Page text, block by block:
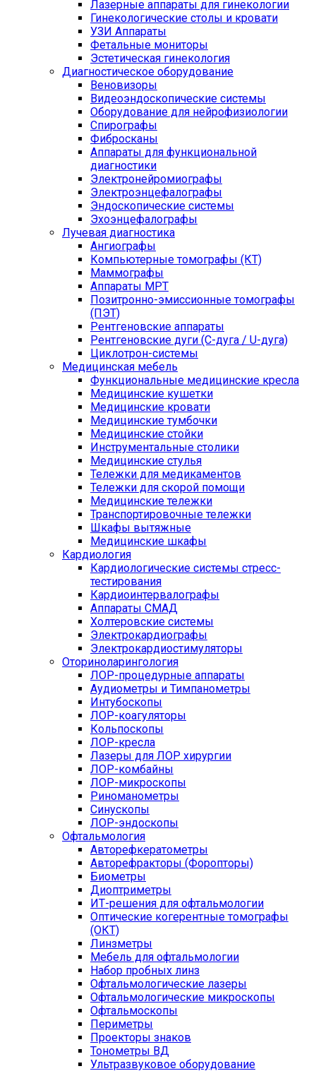
Лазерные аппараты для гинекологии
Гинекологические столы и кровати
УЗИ Аппараты
Фетальные мониторы
Эстетическая гинекология
Диагностическое оборудование
Веновизоры
Видеоэндоскопические системы
Оборудование для нейрофизиологии
Спирографы
Фибросканы
Аппараты для функциональной
диагностики
Электронейромиографы
Электроэнцефалографы
Эндоскопические системы
Эхоэнцефалографы
Лучевая диагностика
Ангиографы
Компьютерные томографы (КТ)
Маммографы
Аппараты МРТ
Позитронно-эмиссионные томографы
(ПЭТ)
Рентгеновские аппараты
Рентгеновские дуги (С-дуга / U-дуга)
Циклотрон-системы
Медицинская мебель
Функциональные медицинские кресла
Медицинские кушетки
Медицинские кровати
Медицинские тумбочки
Медицинские стойки
Инструментальные столики
Медицинские стулья
Тележки для медикаментов
Тележки для скорой помощи
Медицинские тележки
Транспортировочные тележки
Шкафы вытяжные
Медицинские шкафы
Кардиология
Кардиологические системы стресс-
тестирования
Кардиоинтервалографы
Аппараты СМАД
Холтеровские системы
Электрокардиографы
Электрокардиостимуляторы
Оториноларингология
ЛОР-процедурные аппараты
Аудиометры и Тимпанометры
Интубоскопы
ЛОР-коагуляторы
Кольпоскопы
ЛОР-кресла
Лазеры для ЛОР хирургии
ЛОР-комбайны
ЛОР-микроскопы
Риноманометры
Синускопы
ЛОР-эндоскопы
Офтальмология
Авторефкератометры
Авторефракторы (Форопторы)
Биометры
Диоптриметры
ИТ-решения для офтальмологии
Оптические когерентные томографы
(ОКТ)
Линзметры
Мебель для офтальмологии
Набор пробных линз
Офтальмологические лазеры
Офтальмологические микроскопы
Офтальмоскопы
Периметры
Проекторы знаков
Тонометры ВД
Ультразвуковое оборудование